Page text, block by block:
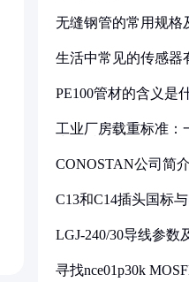
无缝钢管的常用规格
生活中常见的传感器
PE100管材的含义是
工业厂房载重标准：
CONOSTAN公司简介
C13和C14插头国标
LGJ-240/30导线参数
寻找nce01p30k